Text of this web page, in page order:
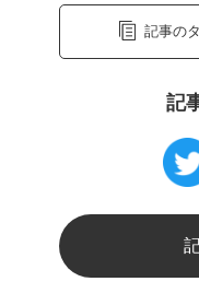
記事の
記